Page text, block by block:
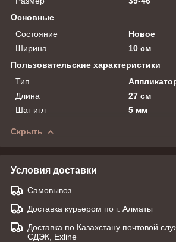
Основные
Состояние
Новое
Ширина
10 см
Пользовательские характеристики
Тип
Длина
27 см
Шаг игл
5 мм
Скрыть
Условия доставки
Самовывоз
Доставка курьером по г. Алматы
Доставка по Казахстану почтовой
СДЭК, Exline